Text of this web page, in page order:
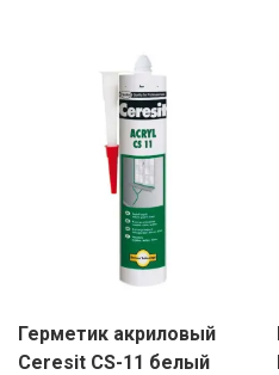
Герметик акриловый
Ceresit CS-11 белый